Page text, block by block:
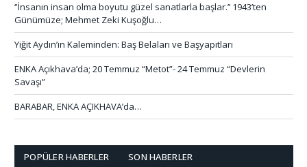
‘’İnsanın insan olma boyutu güzel sanatlarla başlar.’’ 1943’ten
Günümüze; Mehmet Zeki Kuşoğlu…
Yiğit Aydın’ın Kaleminden: Baş Belaları ve Başyapıtları
ENKA Açıkhava’da; 20 Temmuz “Metot”- 24 Temmuz “Devlerin
Savaşı”
BARABAR, ENKA AÇIKHAVA’da…
POPÜLER HABERLER SON HABERLER